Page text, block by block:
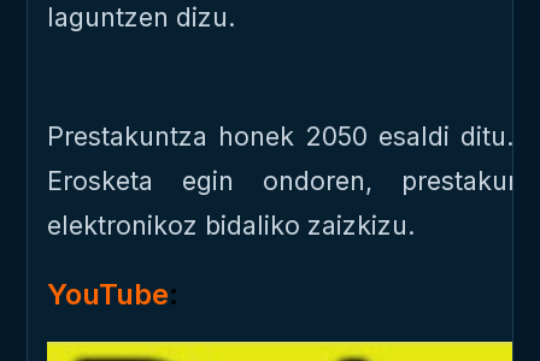
laguntzen dizu.
Prestakuntza honek 2050 esaldi ditu.
Erosketa egin ondoren,
elektronikoz bidaliko zaizkizu.
YouTube: